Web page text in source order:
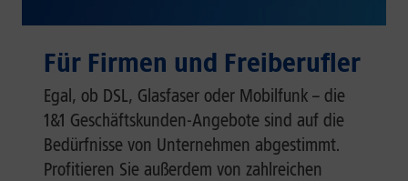
Für Firmen und Freiberufler
Egal, ob DSL, Glasfaser oder Mobilfunk – die
1&1 Geschäftskunden-Angebote sind auf die
Bedürfnisse von Unternehmen abgestimmt.
Profitieren Sie außerdem von zahlreichen